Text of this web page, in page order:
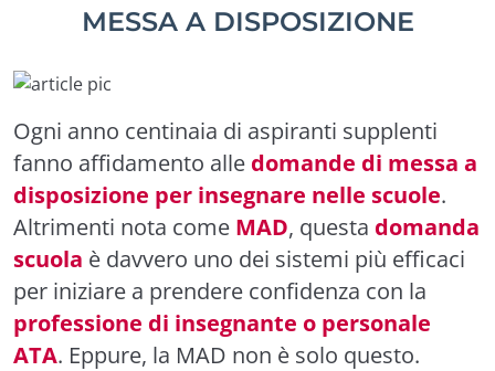
MESSA A DISPOSIZIONE
Ogni anno centinaia di aspiranti supplenti
fanno affidamento alle domande di messa a
disposizione per insegnare nelle scuole.
Altrimenti nota come MAD, questa domanda
scuola è davvero uno dei sistemi più efficaci
per iniziare a prendere confidenza con la
professione di insegnante o personale
ATA. Eppure, la MAD non è solo questo.